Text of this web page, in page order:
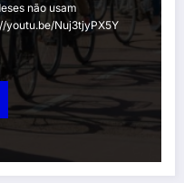
não usam
youtu.be/Nuj3tjyPX5Y